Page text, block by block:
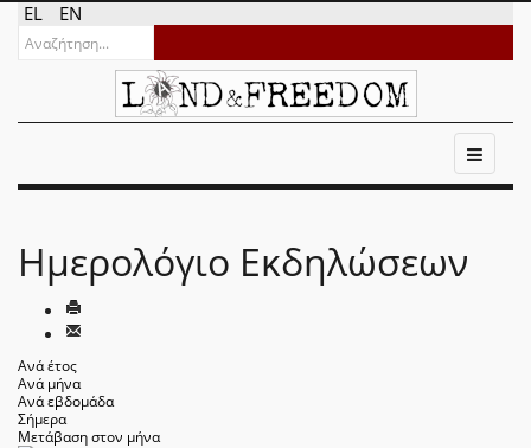
EL EN
Ημερολόγιο Εκδηλώσεων
Ανά έτος
Ανά μήνα
Ανά εβδομάδα
Σήμερα
Μετάβαση στον μήνα